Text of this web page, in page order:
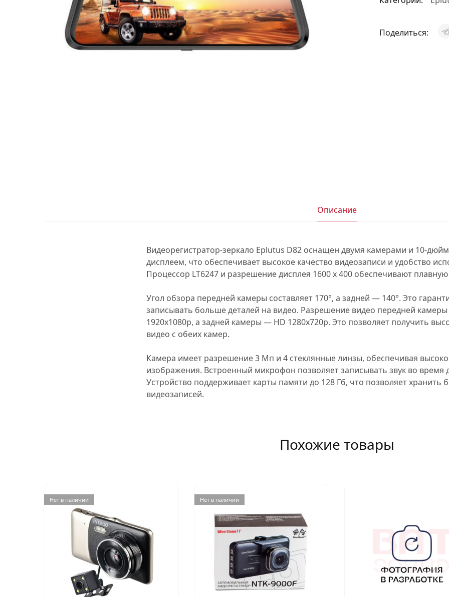
МУЗЫКАЛЬНЫЕ АКСЕССУАРЫ
АВТОУСИЛИТЕЛИ
САБВУФЕРЫ
Поделиться:
Описание
Видеорегистратор-зеркало Eplutus D82 оснащен двумя камерами и 10-
дисплеем, что обеспечивает высокое качество видеозаписи и удобство
Процессор LT6247 и разрешение дисплея 1600 x 400 обеспечивают плавную
Угол обзора передней камеры составляет 170°, а задней — 140°. Это
записывать больше деталей на видео. Разрешение видео передней камеры
1920x1080p, а задней камеры — HD 1280x720p. Это позволяет получить
видео с обеих камер.
Камера имеет разрешение 3 Мп и 4 стеклянные линзы, обеспечивая
изображения. Встроенный микрофон позволяет записывать звук во время
Устройство поддерживает карты памяти до 128 Гб, что позволяет хранить
видеозаписей.
Похожие товары
Нет в наличии Нет в наличии